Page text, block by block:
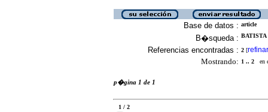
Base de datos : article
B�squeda :
Referencias encontradas : 2 [refinar
Mostrando: 1 .. 2 en
p�gina 1 de 1
1 / 2